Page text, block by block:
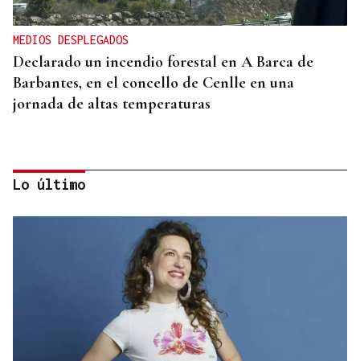
MEDIOS DESPLEGADOS
Declarado un incendio forestal en A Barca de
Barbantes, en el concello de Cenlle en una
jornada de altas temperaturas
20 ANIVERSARIO
Lo último